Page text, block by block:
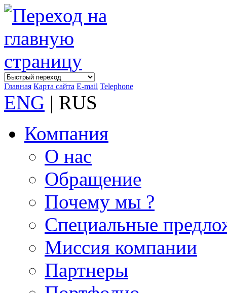
Главная Карта сайта E-mail Telephone
ENG | RUS
Компания
О нас
Обращение
Почему мы ?
Специальные
Миссия компании
Партнеры